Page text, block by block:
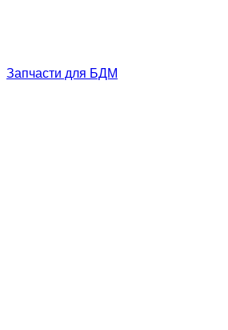
Запчасти для БДМ